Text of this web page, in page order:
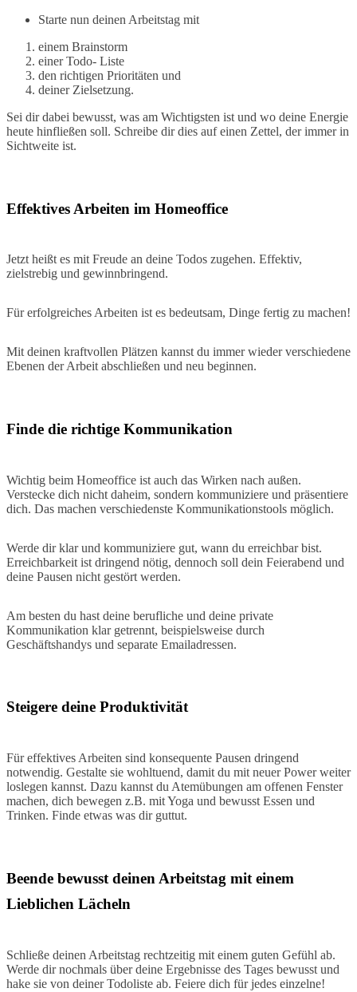
Starte nun deinen Arbeitstag mit
einem Brainstorm
einer Todo- Liste
den richtigen Prioritäten und
deiner Zielsetzung.
Sei dir dabei bewusst, was am Wichtigsten ist und wo deine Energie
heute hinfließen soll. Schreibe dir dies auf einen Zettel, der immer in
Sichtweite ist.
Effektives Arbeiten im Homeoffice
Jetzt heißt es mit Freude an deine Todos zugehen. Effektiv,
zielstrebig und gewinnbringend.
Für erfolgreiches Arbeiten ist es bedeutsam, Dinge fertig zu machen!
Mit deinen kraftvollen Plätzen kannst du immer wieder verschiedene
Ebenen der Arbeit abschließen und neu beginnen.
Finde die richtige Kommunikation
Wichtig beim Homeoffice ist auch das Wirken nach außen.
Verstecke dich nicht daheim, sondern kommuniziere und präsentiere
dich. Das machen verschiedenste Kommunikationstools möglich.
Werde dir klar und kommuniziere gut, wann du erreichbar bist.
Erreichbarkeit ist dringend nötig, dennoch soll dein Feierabend und
deine Pausen nicht gestört werden.
Am besten du hast deine berufliche und deine private
Kommunikation klar getrennt, beispielsweise durch
Geschäftshandys und separate Emailadressen.
Steigere deine Produktivität
Für effektives Arbeiten sind konsequente Pausen dringend
notwendig. Gestalte sie wohltuend, damit du mit neuer Power weiter
loslegen kannst. Dazu kannst du Atemübungen am offenen Fenster
machen, dich bewegen z.B. mit Yoga und bewusst Essen und
Trinken. Finde etwas was dir guttut.
Beende bewusst deinen Arbeitstag mit einem
Lieblichen Lächeln
Schließe deinen Arbeitstag rechtzeitig mit einem guten Gefühl ab.
Werde dir nochmals über deine Ergebnisse des Tages bewusst und
hake sie von deiner Todoliste ab. Feiere dich für jedes einzelne!